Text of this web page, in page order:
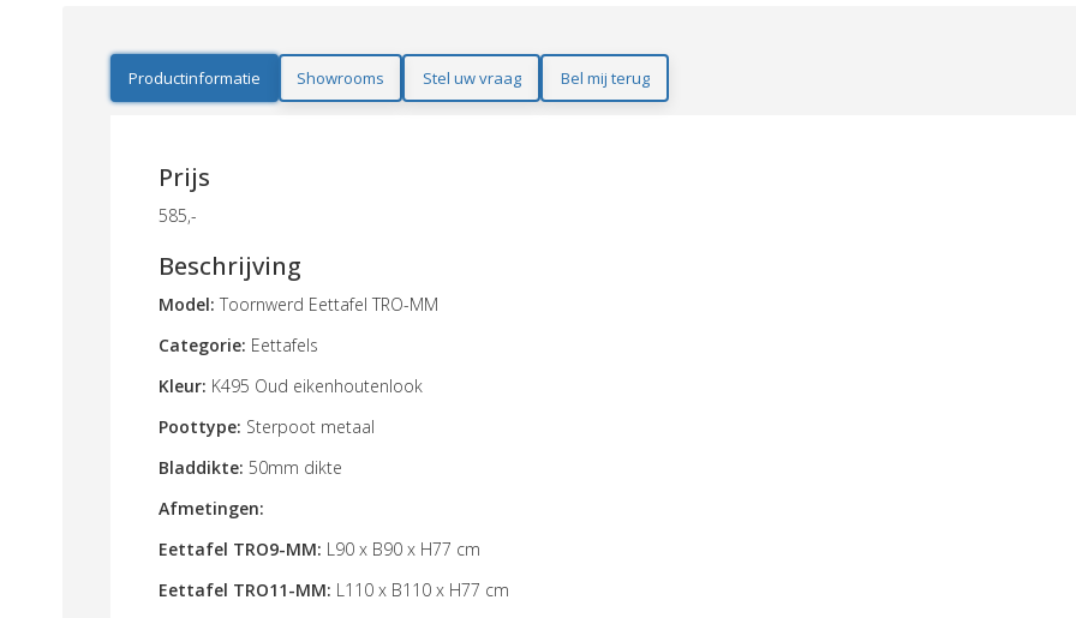
Productinformatie Showrooms Stel uw vraag Bel mij terug
Prijs
585,-
Beschrijving
Model: Toornwerd Eettafel TRO-MM
Categorie: Eettafels
Kleur: K495 Oud eikenhoutenlook
Poottype: Sterpoot metaal
Bladdikte: 50mm dikte
Afmetingen:
Eettafel TRO9-MM: L90 x B90 x H77 cm
Eettafel TRO11-MM: L110 x B110 x H77 cm